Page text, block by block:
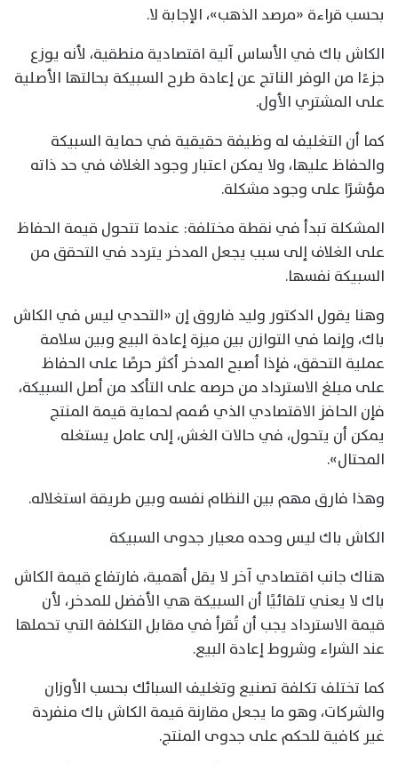
بحسب قراءة «مرصد الذهب»، الإجابة لا.
الكاش باك في الأساس آلية اقتصادية منطقية، لأنه يوزع
جزءًا من الوفر الناتج عن إعادة طرح السبيكة بحالتها الأصلية
على المشتري الأول.
كما أن التغليف له وظيفة حقيقية في حماية السبيكة
والحفاظ عليها، ولا يمكن اعتبار وجود الغلاف في حد ذاته
مؤشرًا على وجود مشكلة.
المشكلة تبدأ في نقطة مختلفة: عندما تتحول قيمة الحفاظ
على الغلاف إلى سبب يجعل المدخر يتردد في التحقق من
السبيكة نفسها.
وهنا يقول الدكتور وليد فاروق إن «التحدي ليس في الكاش
باك، وإنما في التوازن بين ميزة إعادة البيع وبين سلامة
عملية التحقق، فإذا أصبح المدخر أكثر حرصًا على الحفاظ
على مبلغ الاسترداد من حرصه على التأكد من أصل السبيكة،
فإن الحافز الاقتصادي الذي صُمم لحماية قيمة المنتج
يمكن أن يتحول، في حالات الغش، إلى عامل يستغله
المحتال».
وهذا فارق مهم بين النظام نفسه وبين طريقة استغلاله.
الكاش باك ليس وحده معيار جدوى السبيكة
هناك جانب اقتصادي آخر لا يقل أهمية، فارتفاع قيمة الكاش
باك لا يعني تلقائيًا أن السبيكة هي الأفضل للمدخر، لأن
قيمة الاسترداد يجب أن تُقرأ في مقابل التكلفة التي تحملها
عند الشراء وشروط إعادة البيع.
كما تختلف تكلفة تصنيع وتغليف السبائك بحسب الأوزان
والشركات، وهو ما يجعل مقارنة قيمة الكاش باك منفردة
غير كافية للحكم على جدوى المنتج.